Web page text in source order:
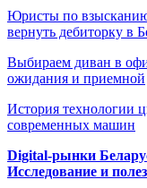
Юристы по
вернуть дебиторку в
Выбираем диван в
ожидания и приемной
История технологии
современных машин
Digital-рынки
Исследование и